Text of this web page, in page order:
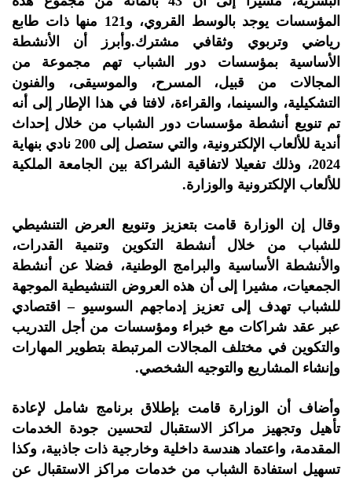
المؤسسات يوجد بالوسط القروي، و121 منها ذات طابع
رياضي وتربوي وثقافي مشترك.وأبرز أن الأنشطة
الأساسية بمؤسسات دور الشباب تهم مجموعة من
المجالات من قبيل، المسرح، والموسيقى، والفنون
التشكيلية، والسينما، والقراءة، لافتا في هذا الإطار إلى أنه
تم تنويع أنشطة مؤسسات دور الشباب من خلال إحداث
أندية للألعاب الإلكترونية، والتي ستصل إلى 200 نادي بنهاية
2024، وذلك تفعيلا لاتفاقية الشراكة بين الجامعة الملكية
للألعاب الإلكترونية والوزارة.
وقال إن الوزارة قامت بتعزيز وتنويع العرض التنشيطي
للشباب من خلال أنشطة التكوين وتنمية القدرات،
والأنشطة الأساسية والبرامج الوطنية، فضلا عن أنشطة
الجمعيات، مشيرا إلى أن هذه العروض التنشيطية الموجهة
للشباب تهدف إلى تعزيز إدماجهم السوسيو – اقتصادي
عبر عقد شراكات مع خبراء ومؤسسات من أجل التدريب
والتكوين في مختلف المجالات المرتبطة بتطوير المهارات
وإنشاء المشاريع والتوجيه الشخصي.
وأضاف أن الوزارة قامت بإطلاق برنامج شامل لإعادة
تأهيل وتجهيز مراكز الاستقبال لتحسين جودة الخدمات
المقدمة، واعتماد هندسة داخلية وخارجية ذات جاذبية، وكذا
تسهيل استفادة الشباب من خدمات مراكز الاستقبال عن